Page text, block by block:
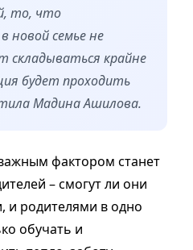
то, что
новой семье не
складываться крайне
будет проходить
Мадина Ашилова.
фактором станет
– смогут ли они
и родителями в одно
обучать и